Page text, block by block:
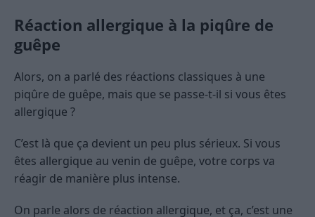
Réaction allergique à la piqûre de
guêpe
Alors, on a parlé des réactions classiques à une
piqûre de guêpe, mais que se passe-t-il si vous êtes
allergique ?
C’est là que ça devient un peu plus sérieux. Si vous
êtes allergique au venin de guêpe, votre corps va
réagir de manière plus intense.
On parle alors de réaction allergique, et ça, c’est une